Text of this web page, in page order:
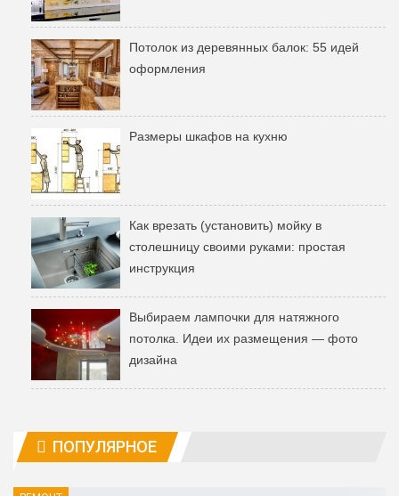
Потолок из деревянных балок: 55 идей
оформления
Размеры шкафов на кухню
Как врезать (установить) мойку в
столешницу своими руками: простая
инструкция
Выбираем лампочки для натяжного
потолка. Идеи их размещения — фото
дизайна
ПОПУЛЯРНОЕ